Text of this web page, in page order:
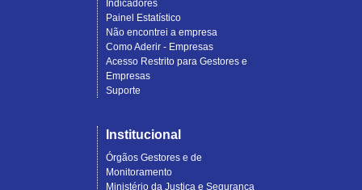
Indicadores
Painel Estatístico
Não encontrei a empresa
Como Aderir - Empresas
Acesso Restrito para Gestores e
Empresas
Suporte
Institucional
Órgãos Gestores e de
Monitoramento
Ministério da Justiça e Segurança